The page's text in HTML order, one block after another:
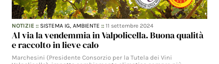
NOTIZIE :: SISTEMA IG,AMBIENTE ::11 settembre 2024
Al via la vendemmia in Valpolicella. Buona qualità
e raccolto in lieve calo
Marchesini (Presidente Consorzio per la Tutela dei Vini